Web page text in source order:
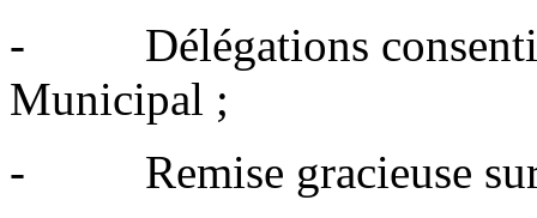
- Délégations
Municipal ;
- Remise gracieuse sur